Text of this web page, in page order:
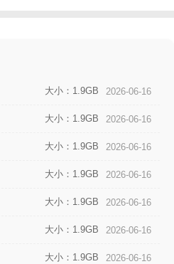
大小：1.9GB 2026-06-16
大小：1.9GB 2026-06-16
大小：1.9GB 2026-06-16
大小：1.9GB 2026-06-16
大小：1.9GB 2026-06-16
大小：1.9GB 2026-06-16
大小：1.9GB 2026-06-16